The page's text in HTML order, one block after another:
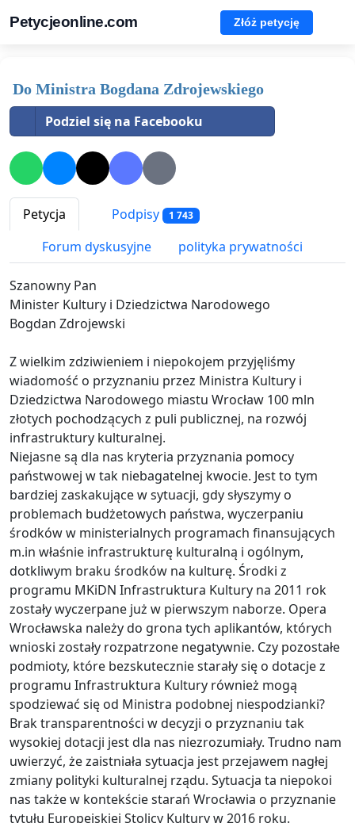
Petycjeonline.com Złóż petycję
Do Ministra Bogdana Zdrojewskiego
Podziel się na Facebooku
Petycja Podpisy 1 743
Forum dyskusyjne polityka prywatności
Szanowny Pan
Minister Kultury i Dziedzictwa Narodowego
Bogdan Zdrojewski
Z wielkim zdziwieniem i niepokojem przyjęliśmy
wiadomość o przyznaniu przez Ministra Kultury i
Dziedzictwa Narodowego miastu Wrocław 100 mln
złotych pochodzących z puli publicznej, na rozwój
infrastruktury kulturalnej.
Niejasne są dla nas kryteria przyznania pomocy
państwowej w tak niebagatelnej kwocie. Jest to tym
bardziej zaskakujące w sytuacji, gdy słyszymy o
problemach budżetowych państwa, wyczerpaniu
środków w ministerialnych programach finansujących
m.in właśnie infrastrukturę kulturalną i ogólnym,
dotkliwym braku środków na kulturę. Środki z
programu MKiDN Infrastruktura Kultury na 2011 rok
zostały wyczerpane już w pierwszym naborze. Opera
Wrocławska należy do grona tych aplikantów, których
wnioski zostały rozpatrzone negatywnie. Czy pozostałe
podmioty, które bezskutecznie starały się o dotacje z
programu Infrastruktura Kultury również mogą
spodziewać się od Ministra podobnej niespodzianki?
Brak transparentności w decyzji o przyznaniu tak
wysokiej dotacji jest dla nas niezrozumiały. Trudno nam
uwierzyć, że zaistniała sytuacja jest przejawem nagłej
zmiany polityki kulturalnej rządu. Sytuacja ta niepokoi
nas także w kontekście starań Wrocławia o przyznanie
tytułu Europejskiej Stolicy Kultury w 2016 roku.